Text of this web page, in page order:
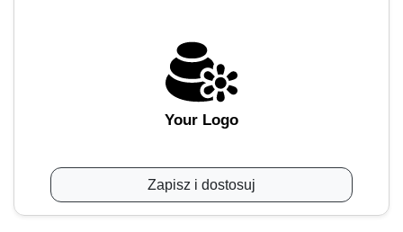
Your Logo
Zapisz i dostosuj